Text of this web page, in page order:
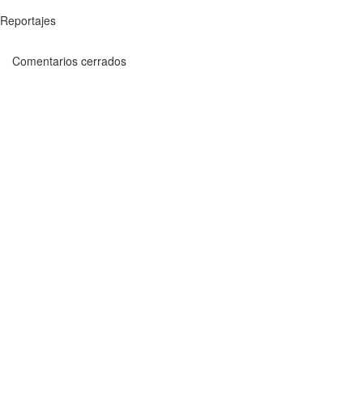
Reportajes
Comentarios cerrados